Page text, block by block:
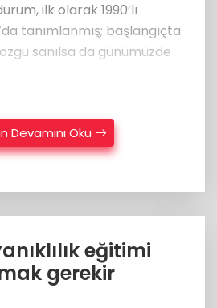
ilk olarak 1990’lı
tanımlanmış; başlangıçta
sanılsa da günümüzde
Devamını Oku
eğitimi
gerekir